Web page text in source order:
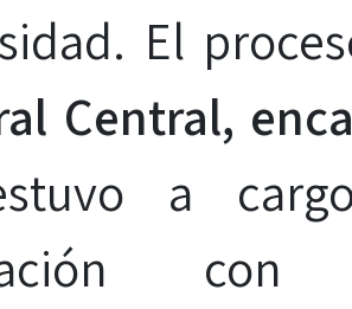
El
Central,
a
con